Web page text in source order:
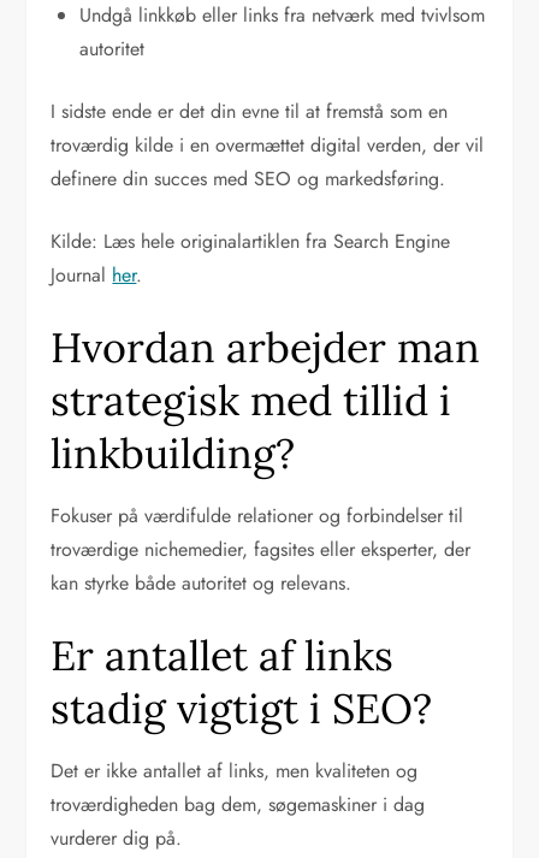
Undgå linkkøb eller links fra netværk med tvivlsom
autoritet
I sidste ende er det din evne til at fremstå som en
troværdig kilde i en overmættet digital verden, der vil
definere din succes med SEO og markedsføring.
Kilde: Læs hele originalartiklen fra Search Engine
Journal her.
Hvordan arbejder man
strategisk med tillid i
linkbuilding?
Fokuser på værdifulde relationer og forbindelser til
troværdige nichemedier, fagsites eller eksperter, der
kan styrke både autoritet og relevans.
Er antallet af links
stadig vigtigt i SEO?
Det er ikke antallet af links, men kvaliteten og
troværdigheden bag dem, søgemaskiner i dag
vurderer dig på.